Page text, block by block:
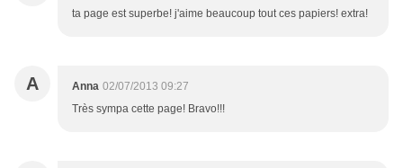
ta page est superbe! j'aime beaucoup tout ces papiers! extra!
A Anna 02/07/2013 09:27
Très sympa cette page! Bravo!!!